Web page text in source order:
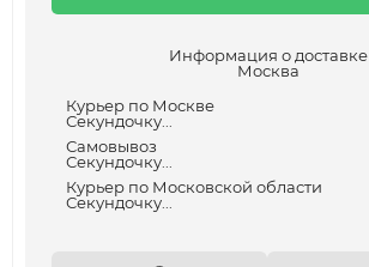
Информация о доставке
Москва
Курьер по Москве
Секундочку...
Самовывоз
Секундочку...
Курьер по Московской области
Секундочку...